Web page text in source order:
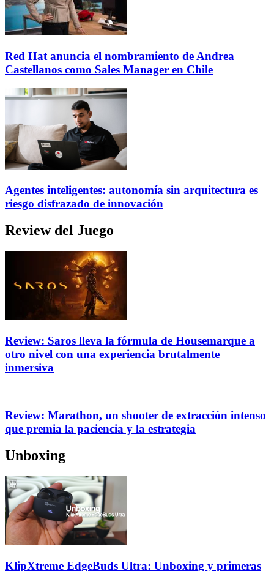
Red Hat anuncia el nombramiento de Andrea
Castellanos como Sales Manager en Chile
Agentes inteligentes: autonomía sin arquitectura es
riesgo disfrazado de innovación
Review del Juego
Review: Saros lleva la fórmula de Housemarque a
otro nivel con una experiencia brutalmente
inmersiva
Review: Marathon, un shooter de extracción intenso
que premia la paciencia y la estrategia
Unboxing
KlipXtreme EdgeBuds Ultra: Unboxing y primeras